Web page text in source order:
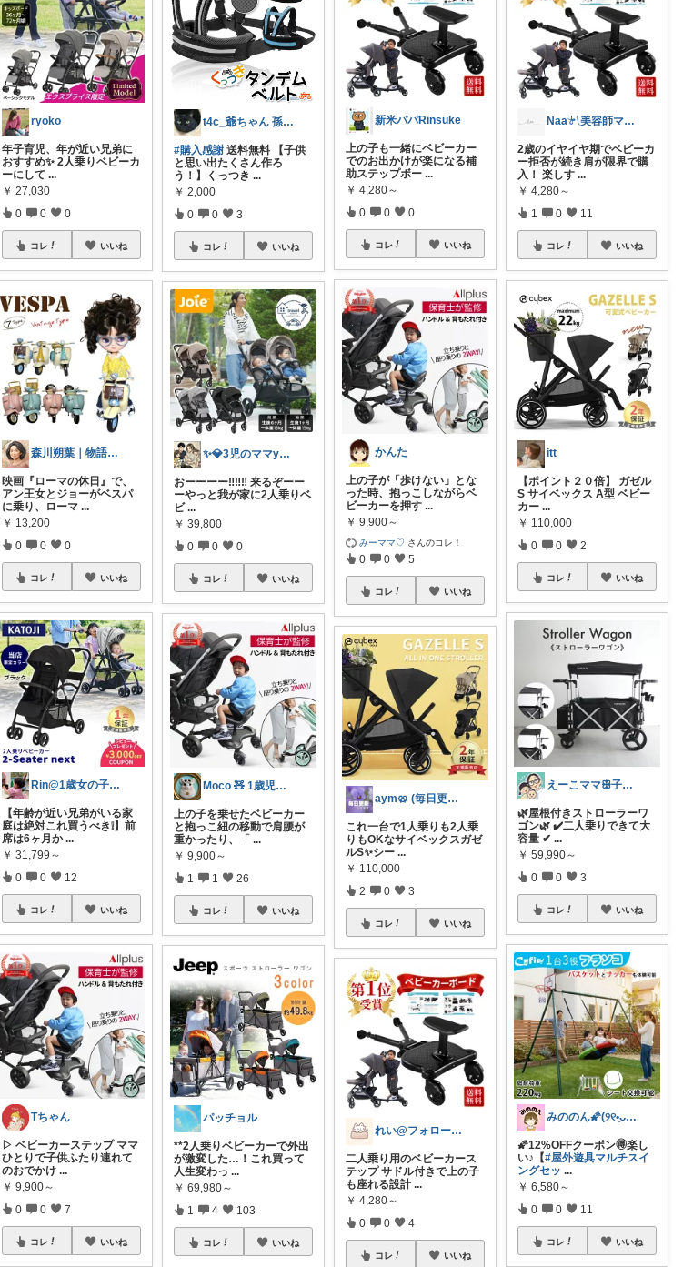
ryoko
年子育児、年が近い兄弟に
おすすめ✨️ 2人乗りベビーカ
ーにして ...
￥ 27,030
0 0 0
コレ いいね
森川朔葉｜物語の余韻を暮らしへ
映画『ローマの休日』で、
アン王女とジョーがベスパ
に乗り、ローマ ...
￥ 13,200
0 0 0
コレ いいね
Rin@1歳女の子ママ
【年齢が近い兄弟がいる家
庭は絶対これ買うべき❕】前
席は6ヶ月か ...
￥ 31,799～
0 0 12
コレ いいね
Tちゃん
▷ ベビーカーステップ ママ
ひとりで子供ふたり連れて
のおでかけ ...
￥ 9,900～
0 0 7
コレ いいね
t4c_爺ちゃん 孫x3
#購入感謝 送料無料 【子供
と思い出たくさん作ろ
う！】くっつき ...
￥ 2,000
0 0 3
コレ いいね
✨💎3児のママyurie💎✨
おーーーー‼️‼️‼️ 来るぞーー
ーやっと我が家に2人乗りベ
ビ ...
￥ 39,800
0 0 0
コレ いいね
Moco 🧸 1歳児ママのリアル愛用品
上の子を乗せたベビーカー
と抱っこ紐の移動で肩腰が
重かったり、「 ...
￥ 9,900～
1 1 26
コレ いいね
パッチョル
**2人乗りベビーカーで外出
が激変した…！これ買って
人生変わっ ...
￥ 69,980～
1 4 103
コレ いいね
新米パパRinsuke
上の子も一緒にベビーカー
でのお出かけが楽になる補
助ステップボー ...
￥ 4,280～
0 0 0
コレ いいね
かんた
上の子が「歩けない」とな
った時、抱っこしながらベ
ビーカーを押す ...
￥ 9,900～
みーママ♡ さんのコレ！
0 0 5
コレ いいね
aym🥨 (毎日更新してます🙌)
これ一台で1人乗りも2人乗
りもOKなサイベックスガゼ
ルS✨シー ...
￥ 110,000
2 0 3
コレ いいね
れい@フォロー＆経由購入感謝です♪
二人乗り用のベビーカース
テップ サドル付きで上の子
も座れる設計 ...
￥ 4,280～
0 0 4
コレ いいね
Naa𓍯美容師ママ 経由感謝です
2歳のイヤイヤ期でベビーカ
ー拒否が続き肩が限界で購
入！ 楽しす ...
￥ 4,280～
1 0 11
コレ いいね
itt
【ポイント２０倍】 ガゼル
S サイベックス A型 ベビー
カー...
￥ 110,000
0 0 2
コレ いいね
えーこママꕥ子供達と夏を楽しむぞ☀️
🌿屋根付きストローラーワ
ゴン🌿 ✔️二人乗りできて大
容量 ✔ ...
￥ 59,990～
0 0 3
コレ いいね
みののん🌠(୨୧•͈ᴗ•͈)感謝♡
🌠12%OFFクーポン🉐楽し
い♪【#屋外遊具マルチスイ
ングセッ ...
￥ 6,580～
0 0 11
コレ いいね